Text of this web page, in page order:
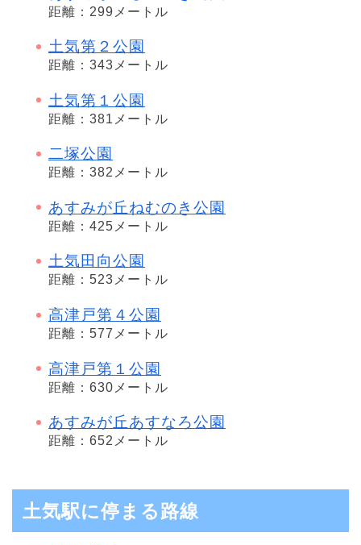
距離：299メートル
土気第２公園
距離：343メートル
土気第１公園
距離：381メートル
二塚公園
距離：382メートル
あすみが丘ねむのき公園
距離：425メートル
土気田向公園
距離：523メートル
高津戸第４公園
距離：577メートル
高津戸第１公園
距離：630メートル
あすみが丘あすなろ公園
距離：652メートル
土気駅に停まる路線